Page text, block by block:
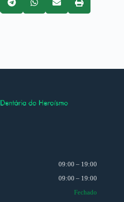
09:00 – 19:00
09:00 – 19:00
Fechado